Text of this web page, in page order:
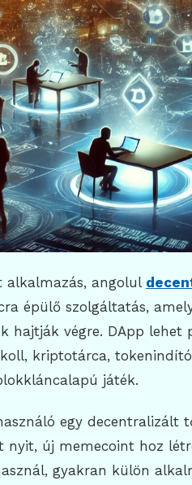
alkalmazás, angolul
épülő szolgáltatás,
hajtják végre. DApp
kriptotárca,
játék.
egy decentralizált
nyit, új memecoint hoz
gyakran külön